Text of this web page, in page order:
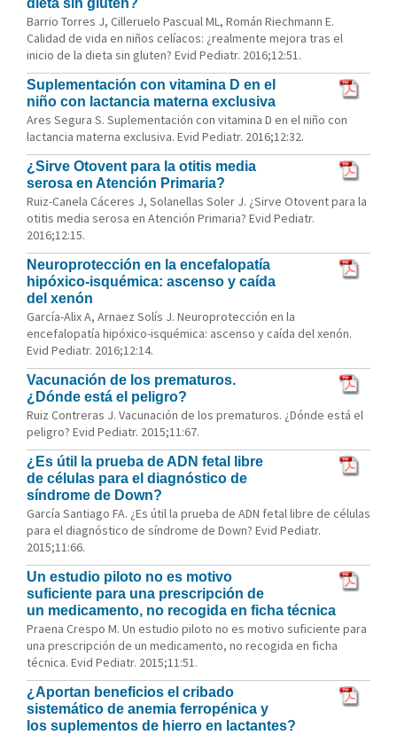
dieta sin gluten?
Barrio Torres J, Cilleruelo Pascual ML, Román Riechmann E.
Calidad de vida en niños celíacos: ¿realmente mejora tras el
inicio de la dieta sin gluten? Evid Pediatr. 2016;12:51.
Suplementación con vitamina D en el
niño con lactancia materna exclusiva
Ares Segura S. Suplementación con vitamina D en el niño con
lactancia materna exclusiva. Evid Pediatr. 2016;12:32.
¿Sirve Otovent para la otitis media
serosa en Atención Primaria?
Ruiz-Canela Cáceres J, Solanellas Soler J. ¿Sirve Otovent para la
otitis media serosa en Atención Primaria? Evid Pediatr.
2016;12:15.
Neuroprotección en la encefalopatía
hipóxico-isquémica: ascenso y caída
del xenón
García-Alix A, Arnaez Solís J. Neuroprotección en la
encefalopatía hipóxico-isquémica: ascenso y caída del xenón.
Evid Pediatr. 2016;12:14.
Vacunación de los prematuros.
¿Dónde está el peligro?
Ruiz Contreras J. Vacunación de los prematuros. ¿Dónde está el
peligro? Evid Pediatr. 2015;11:67.
¿Es útil la prueba de ADN fetal libre
de células para el diagnóstico de
síndrome de Down?
García Santiago FA. ¿Es útil la prueba de ADN fetal libre de células
para el diagnóstico de síndrome de Down? Evid Pediatr.
2015;11:66.
Un estudio piloto no es motivo
suficiente para una prescripción de
un medicamento, no recogida en ficha técnica
Praena Crespo M. Un estudio piloto no es motivo suficiente para
una prescripción de un medicamento, no recogida en ficha
técnica. Evid Pediatr. 2015;11:51.
¿Aportan beneficios el cribado
sistemático de anemia ferropénica y
los suplementos de hierro en lactantes?